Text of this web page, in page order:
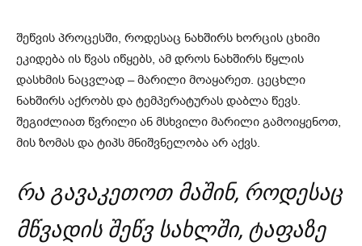
შეწვის პროცესში, როდესაც ნახშირს ხორცის ცხიმი
ეკიდება ის წვას იწყებს, ამ დროს ნახშირს წყლის
დასხმის ნაცვლად – მარილი მოაყარეთ. ცეცხლი
ნახშირს აქრობს და ტემპერატურას დაბლა წევს.
შეგიძლიათ წვრილი ან მსხვილი მარილი გამოიყენოთ,
მის ზომას და ტიპს მნიშვნელობა არ აქვს.
რა გავაკეთოთ მაშინ, როდესაც
მწვადის შეწვ სახლში, ტაფაზე